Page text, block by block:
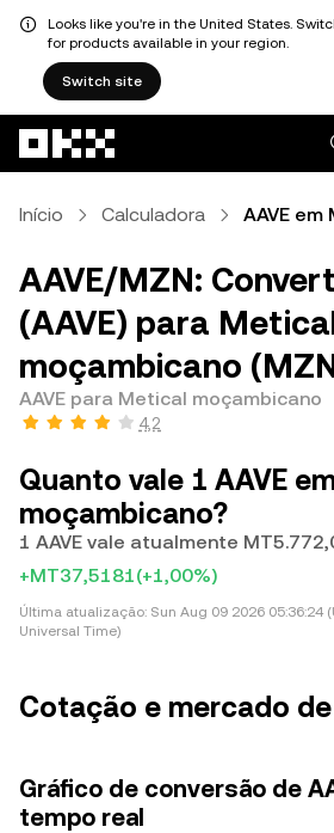
Looks like you're in the United States.
for products available in your region.
Switch site
Início Calculadora AAVE em
AAVE/MZN:
(AAVE) para
moçambicano
AAVE para Metical moçambicano
4,2
Quanto vale 1 AAVE
moçambicano?
1 AAVE vale atualmente
+MT37,5181(+1,00%)
Última atualização: Sun Aug 09 2026 05:36:24
Universal Time)
Cotação e mercado de
Gráfico de conversão de
tempo real